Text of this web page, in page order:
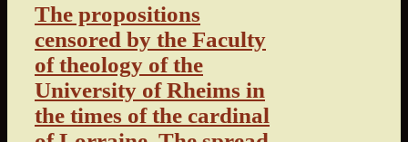
The propositions
censored by the Faculty
of theology of the
University of Rheims in
the times of the cardinal